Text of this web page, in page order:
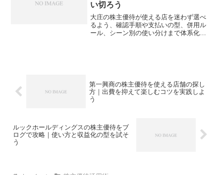
い切ろう
大庄の株主優待が使える店を迷わず選べ
るよう、確認手順や支払いの型、併用ル
ール、シーン別の使い分けまで体系化。
第一興商の株主優待を使える店舗の探し
方｜出費を抑えて楽しむコツを実践しよ
う
ルックホールディングスの株主優待をブ
ログで攻略｜使い方と収益化の型を試そ
う